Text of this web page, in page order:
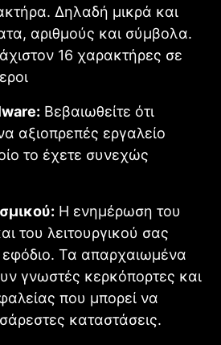
Δηλαδή μικρά και
αριθμούς και σύμβολα.
16 χαρακτήρες σε
Βεβαιωθείτε ότι
αξιοπρεπές εργαλείο
το έχετε συνεχώς
Η ενημέρωση του
του λειτουργικού σας
εφόδιο. Τα απαρχαιωμένα
γνωστές κερκόπορτες και
που μπορεί να
καταστάσεις.